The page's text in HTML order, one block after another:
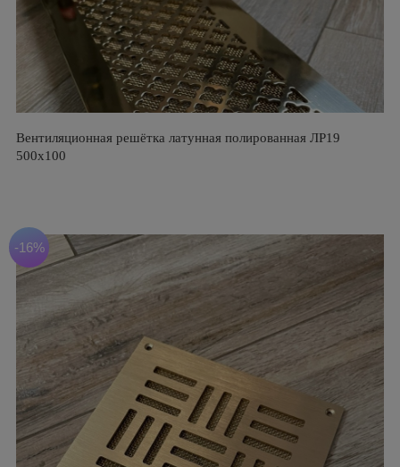
Вентиляционная решётка латунная полированная ЛР19
500х100
-16%